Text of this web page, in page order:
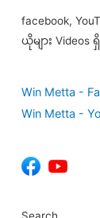
facebook,
ယိုများ Videos
Win Metta -
Win Metta -